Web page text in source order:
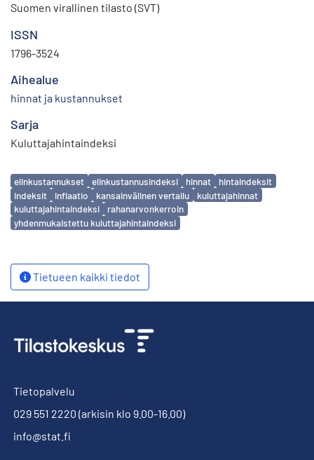
Suomen virallinen tilasto (SVT)
ISSN
1796-3524
Aihealue
hinnat ja kustannukset
Sarja
Kuluttajahintaindeksi
Avainsanat
elinkustannukset elinkustannusindeksi hinnat
hintaindeksit
indeksit
inflaatio kansainvälinen vertailu
kuluttajahinnat
kuluttajahintaindeksi
rahanarvonkerroin
yhdenmukaistettu kuluttajahintaindeksi
Tietueen kaikki tiedot
Tietopalvelu
029 551 2220 (arkisin klo 9.00-16.00)
info@stat.fi